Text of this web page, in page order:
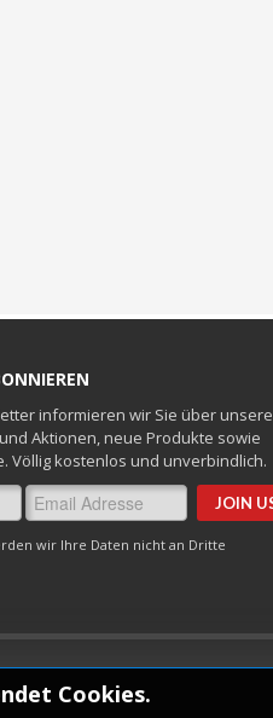
informieren wir Sie über unsere
Aktionen, neue Produkte sowie
Völlig kostenlos und unverbindlich.
wir Ihre Daten nicht an Dritte
Cookies.